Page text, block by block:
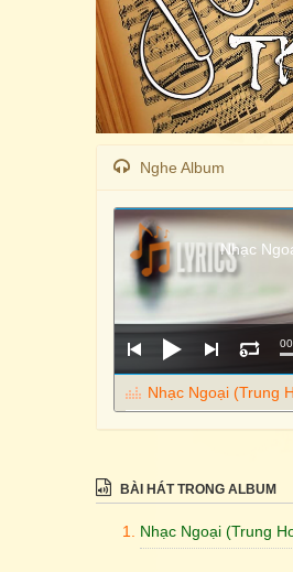
Nghe Album
Nhạc
Nhạc Ngoại (Trung
BÀI HÁT TRONG ALBUM
Nhạc Ngoại (Trung